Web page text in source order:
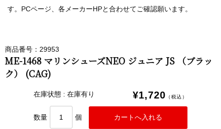
す。PCページ、各メーカーHPと合わせてご確認願います。
商品番号：29953
ME-1468 マリンシューズNEO ジュニア JS （ブラッ
ク） (CAG)
在庫状態 : 在庫有り ¥1,720 （税込）
数量 個